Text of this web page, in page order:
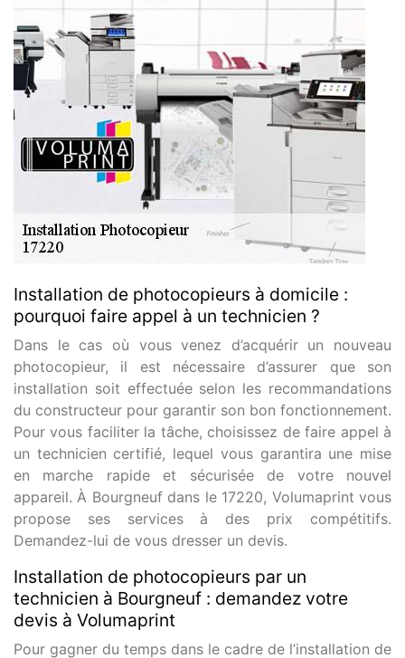
Installation de photocopieurs à domicile :
pourquoi faire appel à un technicien ?
Dans le cas où vous venez d’acquérir un nouveau
photocopieur, il est nécessaire d’assurer que son
installation soit effectuée selon les recommandations
du constructeur pour garantir son bon fonctionnement.
Pour vous faciliter la tâche, choisissez de faire appel à
un technicien certifié, lequel vous garantira une mise
en marche rapide et sécurisée de votre nouvel
appareil. À Bourgneuf dans le 17220, Volumaprint vous
propose ses services à des prix compétitifs.
Demandez-lui de vous dresser un devis.
Installation de photocopieurs par un
technicien à Bourgneuf : demandez votre
devis à Volumaprint
Pour gagner du temps dans le cadre de l’installation de